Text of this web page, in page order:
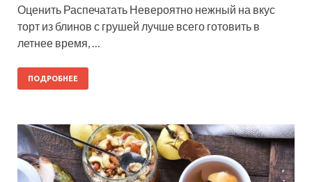
Оценить Распечатать Невероятно нежный на вкус
торт из блинов с грушей лучше всего готовить в
летнее время, …
ПОДРОБНЕЕ